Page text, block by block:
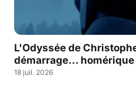
L'Odyssée de
démarrage... homérique
18 juil. 2026